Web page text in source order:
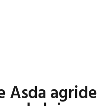
Asda agride